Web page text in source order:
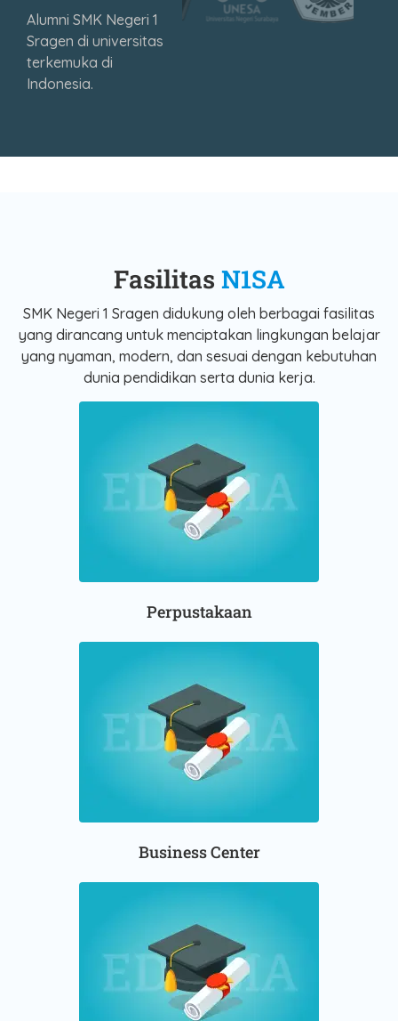
Alumni SMK Negeri 1
Sragen di universitas
terkemuka di
Indonesia.
Fasilitas N1SA
SMK Negeri 1 Sragen didukung oleh berbagai fasilitas
yang dirancang untuk menciptakan lingkungan belajar
yang nyaman, modern, dan sesuai dengan kebutuhan
dunia pendidikan serta dunia kerja.
Perpustakaan
Business Center